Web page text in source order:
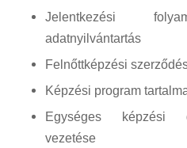
Jelentkezési
adatnyilvántartás
Felnőttképzési
Képzési program
Egységes képzési
vezetése